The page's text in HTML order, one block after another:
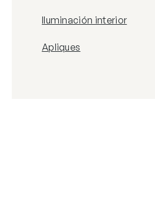
Iluminación interior
Apliques